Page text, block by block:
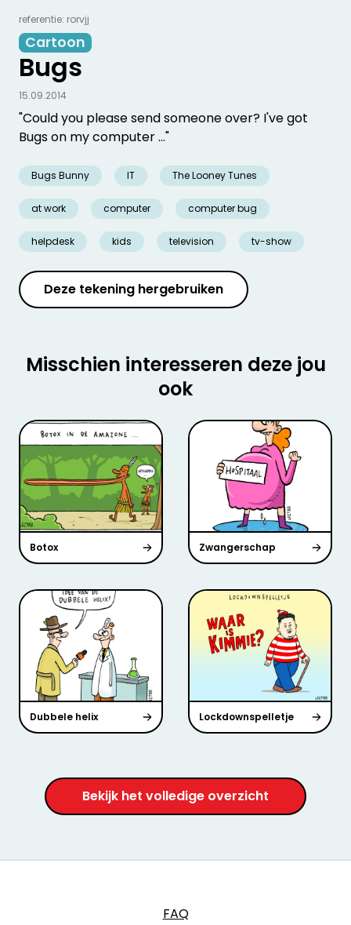
referentie: rorvjj
Cartoon
Bugs
"Could you please send someone over? I've got
Bugs on my computer ..."
Bugs Bunny IT The Looney Tunes
at work computer computer bug
helpdesk kids television tv-show
15.09.2014
Deze tekening hergebruiken
Misschien interesseren deze jou
ook
Botox Zwangerschap
Dubbele helix Lockdownspelletje
Bekijk het volledige overzicht
FAQ